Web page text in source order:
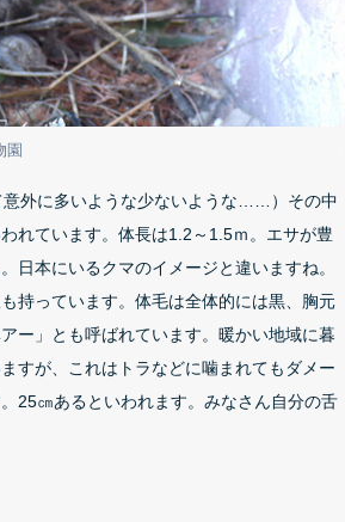
園
意外に多いような少ないような……）その中
れています。体長は1.2～1.5ｍ。エサが豊
日本にいるクマのイメージと違いますね。
持っています。体毛は全体的には黒、胸元
ー」とも呼ばれています。暖かい地域に暮
すが、これはトラなどに噛まれてもダメー
25㎝あるといわれます。みなさん自分の舌